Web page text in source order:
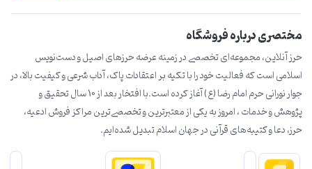
مختصری درباره فروشگاه
حرز آنلاین، مجموعه‌ای تخصصی در زمینه عرضه حرزهای اصیل و دست‌نویس
اسلامی است که فعالیت خود را با تکیه بر اعتقادات پاک، آداب شرعی و کیفیت بالا، در
جوار نورانی حرم امام رضا (ع) آغاز کرده است.با افتخار بعد از 10 سال تحقیق و
پژوهش و خدمات ، امروز به یکی از معتبرترین و تخصصی‌ترین مراکز فروش ادعیه،
حرز، دعا و کتیبه‌های قرآنی در جهان اسلام تبدیل شده‌ایم.